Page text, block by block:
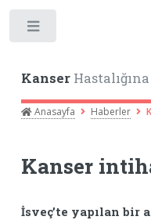
Kanser
Anasayfa Haberler
Kanser
İsveç’te yapılan bir